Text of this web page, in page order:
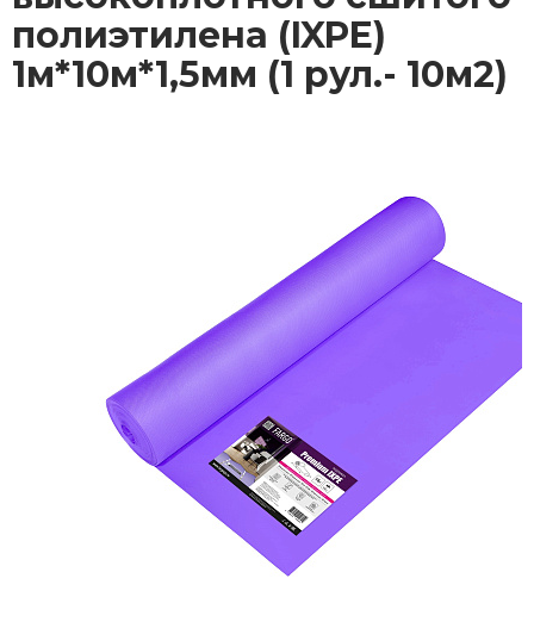
полиэтилена (IXPE)
1м*10м*1,5мм (1 рул.- 10м2)